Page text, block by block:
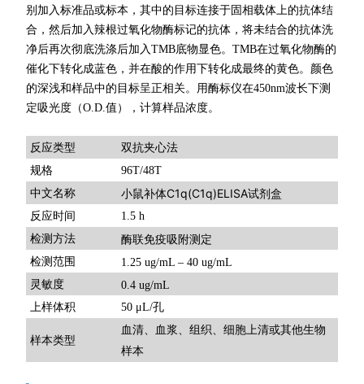
别加入标准品或标本，其中的目标连接于固相载体上的抗体结
合，然后加入辣根过氧化物酶标记的抗体，将未结合的抗体洗
净后再次彻底洗涤后加入TMB底物显色。TMB在过氧化物酶的
催化下转化成蓝色，并在酸的作用下转化成最终的黄色。颜色
的深浅和样品中的目标呈正相关。用酶标仪在450nm波长下测
定吸光度（O.D.值），计算样品浓度。
反应类型 双抗夹心法
规格
96T/48T
中文名称
小鼠补体C1q(C1q)ELISA试剂盒
反应时间
1.5 h
检测方法
酶联免疫吸附测定
检测范围
1.25 ug/mL – 40 ug/mL
灵敏度
0.4 ug/mL
上样体积
50 μL/孔
样本类型
血清、血浆、组织、细胞上清或其他生物
样本